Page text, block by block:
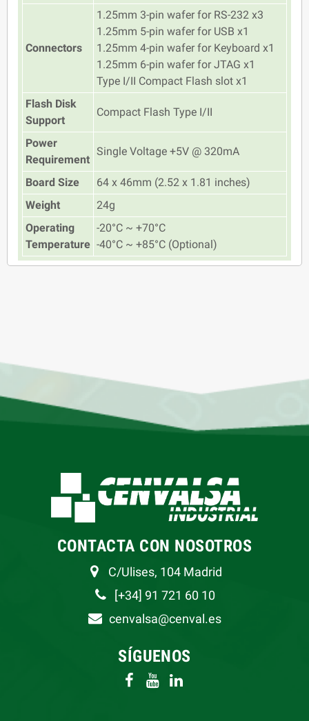
Connectors
1.25mm 3-pin wafer for RS-232 x3
1.25mm 5-pin wafer for USB x1
1.25mm 4-pin wafer for Keyboard x1
1.25mm 6-pin wafer for JTAG x1
Type I/II Compact Flash slot x1
Flash Disk
Support
Compact Flash Type I/II
Power
Requirement
Single Voltage +5V @ 320mA
Board Size
64 x 46mm (2.52 x 1.81 inches)
Weight
24g
Operating
Temperature
-20°C ~ +70°C
-40°C ~ +85°C (Optional)
CONTACTA CON NOSOTROS
C/Ulises, 104 Madrid
[+34] 91 721 60 10
cenvalsa@cenval.es
SÍGUENOS